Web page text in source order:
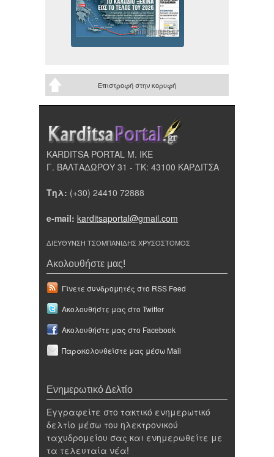
Επιστροφή στην κορυφή
KARDITSA PORTAL Μ. ΙΚΕ
Γ. ΒΑΛΤΑΔΩΡΟΥ 31 - ΤΚ: 43100 ΚΑΡΔΙΤΣΑ
Τηλ: (+30) 24410 72888
e-mail: karditsaportal@gmail.com
ΔΙΕΥΘΥΝΣΗ ΤΣΟΜΠΑΝΙΔΗΣ ΧΡΥΣΟΣΤΟΜΟΣ
Ακολουθήστε μας!
Γίνετε συνδρομητές στο RSS Feed
Ακολουθήστε μας στο Twitter
Ακολουθήστε μας στο Facebook
Παρακολουθείστε μας μέσω Mail
Ενημερωτικό Δελτίο
Εγγραφείτε στο τακτικό ενημερωτικό
δελτίο μέσω του ηλεκτρονικού
ταχυδρομείου σας και ενημερωθείτε με
τα τελευταία νέα!